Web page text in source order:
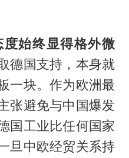
始终显得格外微
德国支持，本身就
一块。作为欧洲最
张避免与中国爆发
国工业比任何国家
旦中欧经贸关系持